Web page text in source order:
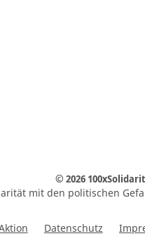
© 2026
mit den politischen
Datenschutz